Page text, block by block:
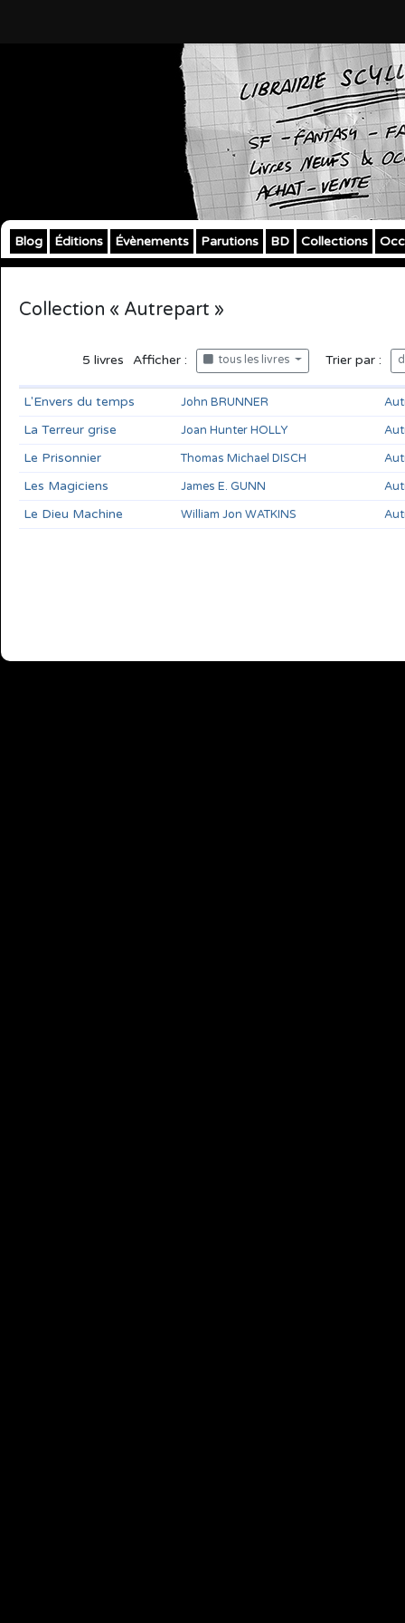
Blog Éditions Évènements Parutions BD Collections
Collection « Autrepart »
5 livres Afficher : tous les livres Trier par :
L'Envers du temps John BRUNNER
La Terreur grise Joan Hunter HOLLY
Le Prisonnier Thomas Michael DISCH
Les Magiciens James E. GUNN
Le Dieu Machine William Jon WATKINS